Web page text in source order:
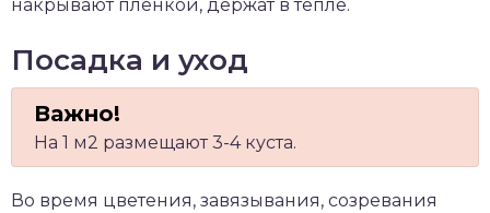
накрывают пленкой, держат в тепле.
Посадка и уход
На 1 м2 размещают 3-4 куста.
Во время цветения, завязывания, созревания